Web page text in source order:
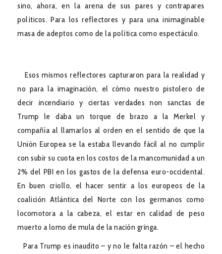
sino, ahora, en la arena de sus pares y contrapares
políticos. Para los reflectores y para una inimaginable
masa de adeptos como de la política como espectáculo.
Esos mismos reflectores capturaron para la realidad y
no para la imaginación, el cómo nuestro pistolero de
decir incendiario y ciertas verdades non sanctas de
Trump le daba un torque de brazo a la Merkel y
compañía al llamarlos al orden en el sentido de que la
Unión Europea se la estaba llevando fácil al no cumplir
con subir su cuota en los costos de la mancomunidad a un
2% del PBI en los gastos de la defensa euro-occidental.
En buen criollo, el hacer sentir a los europeos de la
coalición Atlántica del Norte con los germanos como
locomotora a la cabeza, el estar en calidad de peso
muerto a lomo de mula de la nación gringa.
Para Trump es inaudito – y no le falta razón – el hecho